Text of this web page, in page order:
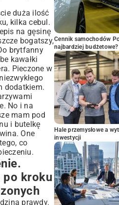
duża ilość
kilka cebul.
na gęsinę
bogatszy,
brytfanny
kawałki
Pieczone w
dodatkiem.
No i na
mam pod
i butelkę
One
co
po kroku
prawdy.
Cennik samochodów
najbardziej budżetowe?
Hale przemysłowe a
inwestycji